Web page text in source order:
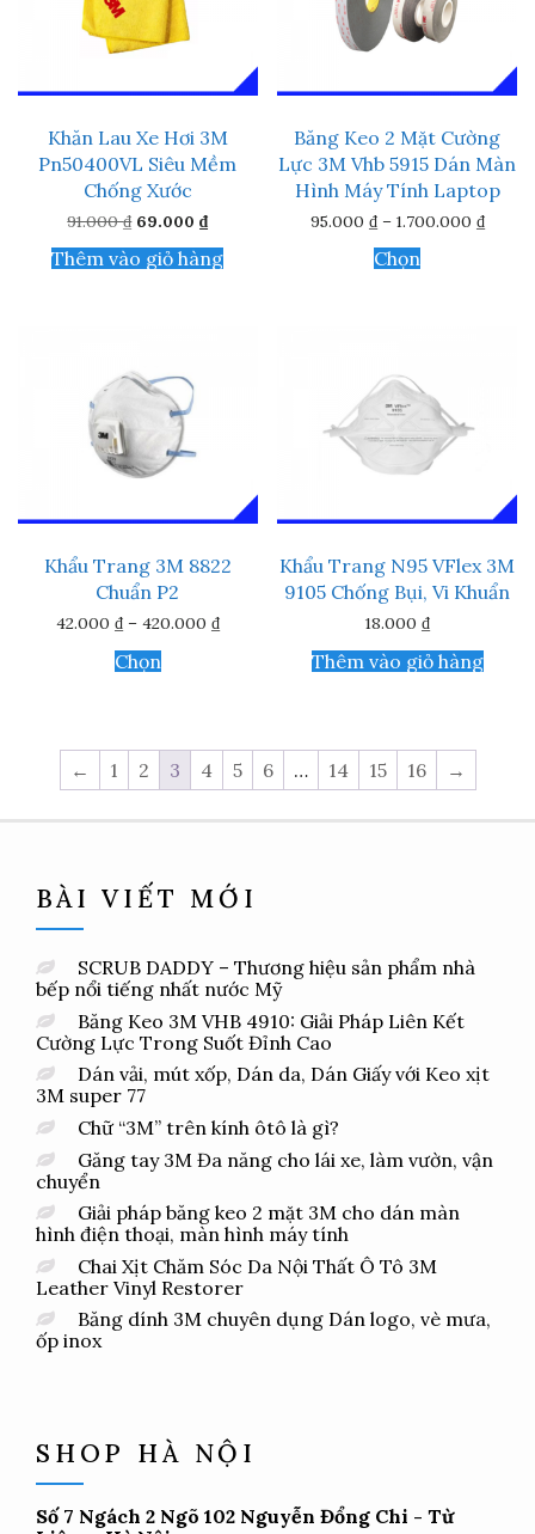
có
thể
được
trên
sản
phẩm
Khăn Lau Xe Hơi 3M
Pn50400VL Siêu Mềm
Chống Xước
91.000₫ Giá
là:
91.000 ₫.
69.000₫Giá
tại
là:
Thêm vào giỏ hàng
Băng Keo 2 Mặt Cường
Lực 3M Vhb 5915 Dán Màn
Hình Máy Tính Laptop
95.000 ₫ – 1.700.000 ₫
ChọnSản
phẩm
Các
tùy
chọn
có
chọn
trang
sản
phẩm
Khẩu Trang 3M 8822
Chuẩn P2
42.000 ₫ – 420.000 ₫Khoảng
ChọnSản
phẩm
biến
thể.
tùy
thể
được
trang
sản
phẩm
Khẩu Trang N95 VFlex 3M
9105 Chống Bụi, Vi Khuẩn
18.000 ₫
Thêm vào giỏ hàng
← 1 2 3 4 5 6 … 14 15 16 →
BÀI VIẾT MỚI
SCRUB DADDY – Thương hiệu sản phẩm nhà
bếp nổi tiếng nhất nước Mỹ
Băng Keo 3M VHB 4910: Giải Pháp Liên Kết
Cường Lực Trong Suốt Đỉnh Cao
Dán vải, mút xốp, Dán da, Dán Giấy với Keo xịt
3M super 77
Chữ “3M” trên kính ôtô là gì?
Găng tay 3M Đa năng cho lái xe, làm vườn, vận
chuyển
Giải pháp băng keo 2 mặt 3M cho dán màn
hình điện thoại, màn hình máy tính
Chai Xịt Chăm Sóc Da Nội Thất Ô Tô 3M
Leather Vinyl Restorer
Băng dính 3M chuyên dụng Dán logo, vè mưa,
ốp inox
SHOP HÀ NỘI
Số 7 Ngách 2 Ngõ 102 Nguyễn Đổng Chi - Từ